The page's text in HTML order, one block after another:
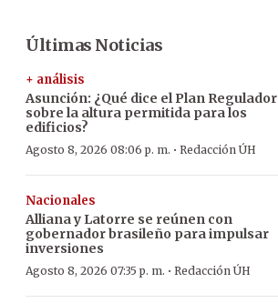
Últimas Noticias
+ análisis
Asunción: ¿Qué dice el Plan Regulador
sobre la altura permitida para los
edificios?
Agosto 8, 2026 08:06 p. m. · Redacción ÚH
Nacionales
Alliana y Latorre se reúnen con
gobernador brasileño para impulsar
inversiones
Agosto 8, 2026 07:35 p. m. · Redacción ÚH